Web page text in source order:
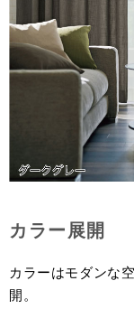
カラー展開
カラーはモダンな
開。